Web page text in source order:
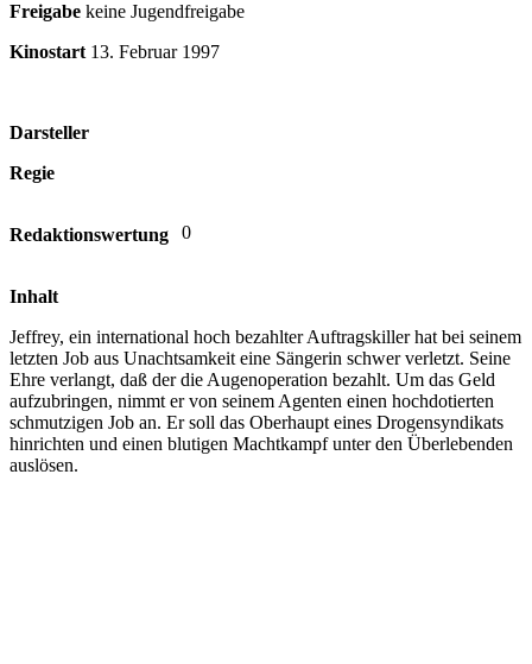
Freigabe keine Jugendfreigabe
Kinostart 13. Februar 1997
Darsteller
Regie
Redaktionswertung 0
Inhalt
Jeffrey, ein international hoch bezahlter Auftragskiller hat bei seinem
letzten Job aus Unachtsamkeit eine Sängerin schwer verletzt. Seine
Ehre verlangt, daß der die Augenoperation bezahlt. Um das Geld
aufzubringen, nimmt er von seinem Agenten einen hochdotierten
schmutzigen Job an. Er soll das Oberhaupt eines Drogensyndikats
hinrichten und einen blutigen Machtkampf unter den Überlebenden
auslösen.